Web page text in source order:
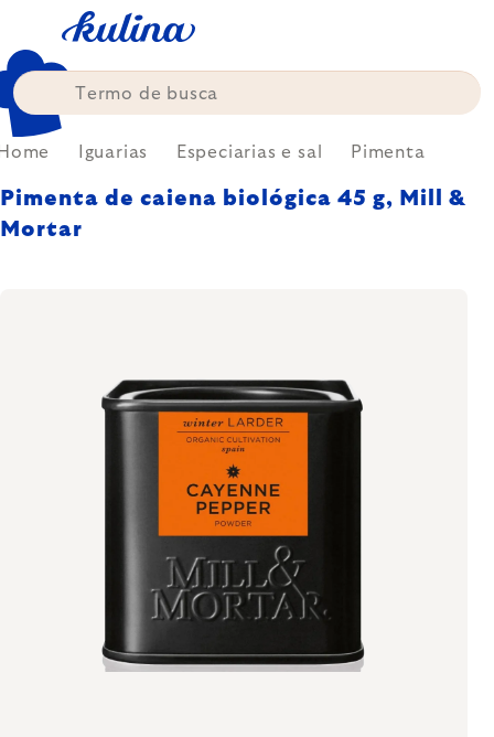
content
Iguarias Especiarias e sal Pimenta
Pimenta de caiena biológica 45 g, Mill &
Mortar